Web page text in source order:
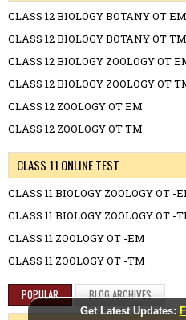
Get Latest Updates:
CLASS 12 BIOLOGY BOTANY OT EM
CLASS 12 BIOLOGY BOTANY OT TM
CLASS 12 BIOLOGY ZOOLOGY OT
CLASS 12 BIOLOGY ZOOLOGY OT
CLASS 12 ZOOLOGY OT EM
CLASS 12 ZOOLOGY OT TM
CLASS 11 ONLINE TEST
CLASS 11 BIOLOGY ZOOLOGY OT -
CLASS 11 BIOLOGY ZOOLOGY OT -
CLASS 11 ZOOLOGY OT -EM
CLASS 11 ZOOLOGY OT -TM
POPULAR BLOG ARCHIVES